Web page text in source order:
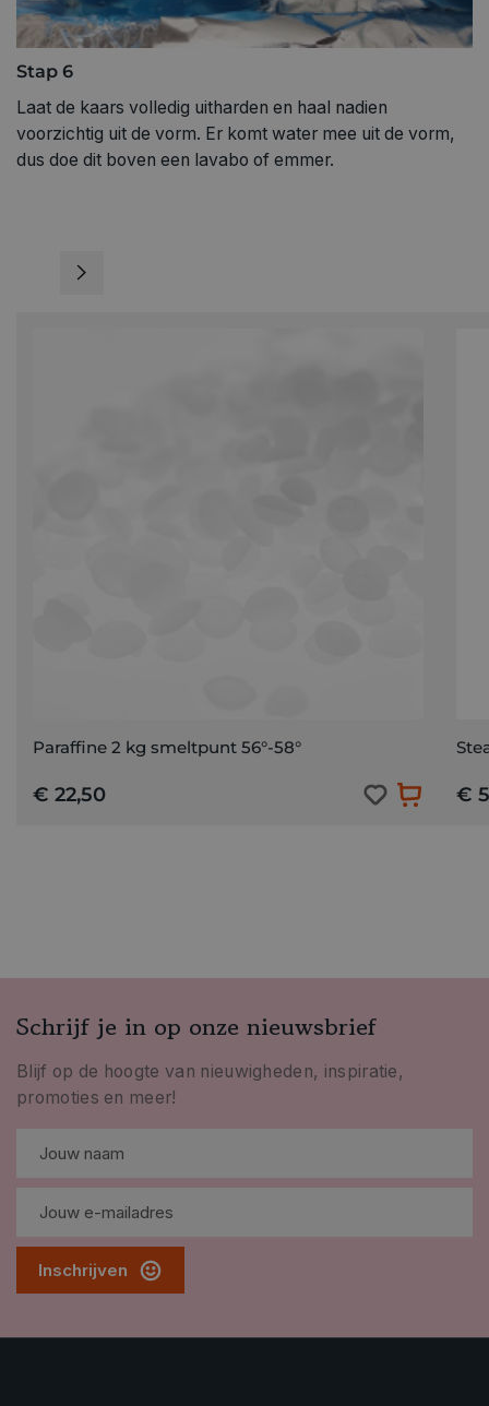
Stap 6
Laat de kaars volledig uitharden en haal nadien
voorzichtig uit de vorm. Er komt water mee uit de vorm,
dus doe dit boven een lavabo of emmer.
Paraffine 2 kg smeltpunt 56°-58°
€ 22,50 €
Schrijf je in op onze nieuwsbrief
Blijf op de hoogte van nieuwigheden, inspiratie,
promoties en meer!
Inschrijven